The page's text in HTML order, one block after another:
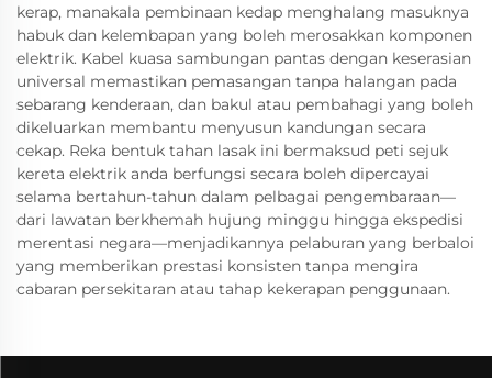
kerap, manakala pembinaan kedap menghalang masuknya
habuk dan kelembapan yang boleh merosakkan komponen
elektrik. Kabel kuasa sambungan pantas dengan keserasian
universal memastikan pemasangan tanpa halangan pada
sebarang kenderaan, dan bakul atau pembahagi yang boleh
dikeluarkan membantu menyusun kandungan secara
cekap. Reka bentuk tahan lasak ini bermaksud peti sejuk
kereta elektrik anda berfungsi secara boleh dipercayai
selama bertahun-tahun dalam pelbagai pengembaraan—
dari lawatan berkhemah hujung minggu hingga ekspedisi
merentasi negara—menjadikannya pelaburan yang berbaloi
yang memberikan prestasi konsisten tanpa mengira
cabaran persekitaran atau tahap kekerapan penggunaan.